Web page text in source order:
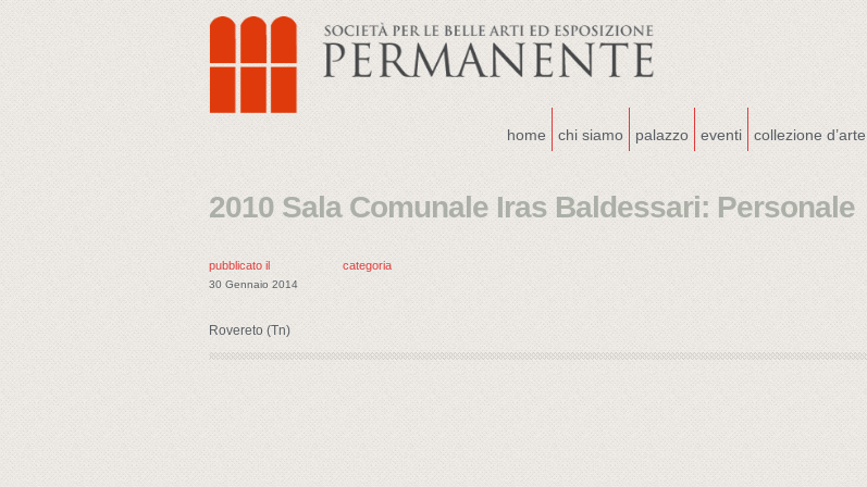
home chi siamo palazzo eventi collezione d’arte
2010 Sala Comunale Iras Baldessari: Personale
pubblicato il
30 Gennaio 2014
categoria
Rovereto (Tn)